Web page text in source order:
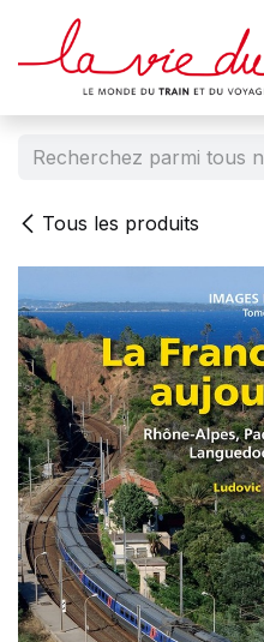
Se rendre au contenu
Tous les produits